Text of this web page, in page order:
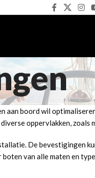
boord wil
oppervlakken, zoals
De bevestigingen
van alle maten en